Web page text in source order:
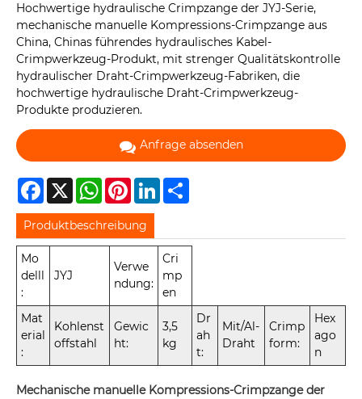
Hochwertige hydraulische Crimpzange der JYJ-Serie,
mechanische manuelle Kompressions-Crimpzange aus
China, Chinas führendes hydraulisches Kabel-
Crimpwerkzeug-Produkt, mit strenger Qualitätskontrolle
hydraulischer Draht-Crimpwerkzeug-Fabriken, die
hochwertige hydraulische Draht-Crimpwerkzeug-
Produkte produzieren.
Anfrage absenden
Facebook
X WhatsAppPinterestLinkedIn
Produktbeschreibung
Mo
delll
:
JYJ
Verwe
ndung:
Cri
mp
en
Mat
erial
:
Kohlenst
offstahl
Gewic
ht:
3,5
kg
Dr
ah
t:
Mit/Al-
Draht
Crimp
form:
Hex
ago
n
Mechanische manuelle Kompressions-Crimpzange der